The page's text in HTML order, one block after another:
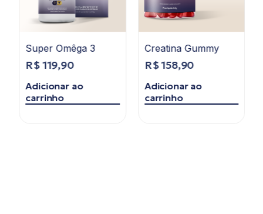
Super Omêga 3
R$119,90
Adicionar ao
carrinho
Creatina Gummy
R$158,90
Adicionar ao
carrinho